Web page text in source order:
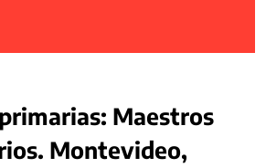
Maestros
Montevideo,